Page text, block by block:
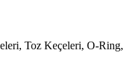
Toz Keçeleri, O-